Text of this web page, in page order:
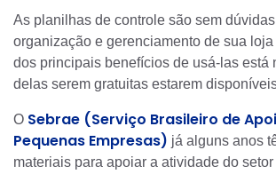
As planilhas de controle são sem
organização e gerenciamento de sua
dos principais benefícios de usá-las está
delas serem gratuitas estarem
O Sebrae (Serviço Brasileiro de
Pequenas Empresas) já alguns anos
materiais para apoiar a atividade do